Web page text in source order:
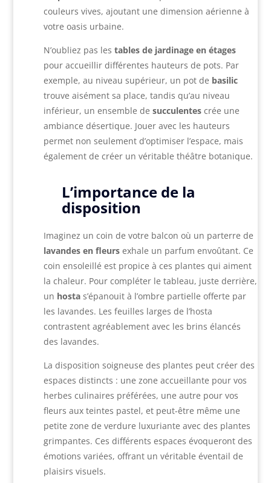
couleurs vives, ajoutant une dimension aérienne à
votre oasis urbaine.
N’oubliez pas lestables de jardinage en étages
pour accueillir différentes hauteurs de pots. Par
exemple, au niveau supérieur, un pot de basilic
trouve aisément sa place, tandis qu’au niveau
inférieur, un ensemble desucculentes crée une
ambiance désertique. Jouer avec les hauteurs
permet non seulement d’optimiser l’espace, mais
également de créer un véritable théâtre botanique.
L’importance de la
disposition
Imaginez un coin de votre balcon où un parterre de
lavandes en fleurs exhale un parfum envoûtant. Ce
coin ensoleillé est propice à ces plantes qui aiment
la chaleur. Pour compléter le tableau, juste derrière,
un hosta s’épanouit à l’ombre partielle offerte par
les lavandes. Les feuilles larges de l’hosta
contrastent agréablement avec les brins élancés
des lavandes.
La disposition soigneuse des plantes peut créer des
espaces distincts : une zone accueillante pour vos
herbes culinaires préférées, une autre pour vos
fleurs aux teintes pastel, et peut-être même une
petite zone de verdure luxuriante avec des plantes
grimpantes. Ces différents espaces évoqueront des
émotions variées, offrant un véritable éventail de
plaisirs visuels.